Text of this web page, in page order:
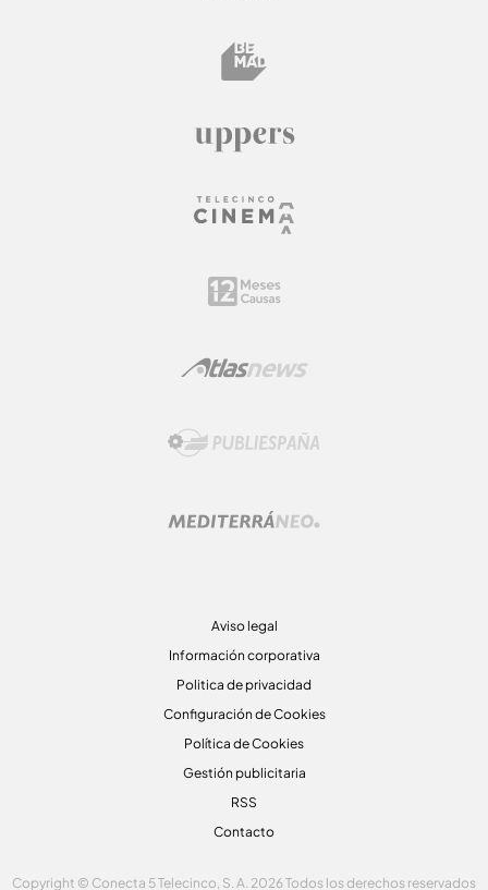
Aviso legal
Información corporativa
Politica de privacidad
Configuración de Cookies
Política de Cookies
Gestión publicitaria
RSS
Contacto
Copyright © Conecta 5 Telecinco, S. A. 2026 Todos los derechos reservados